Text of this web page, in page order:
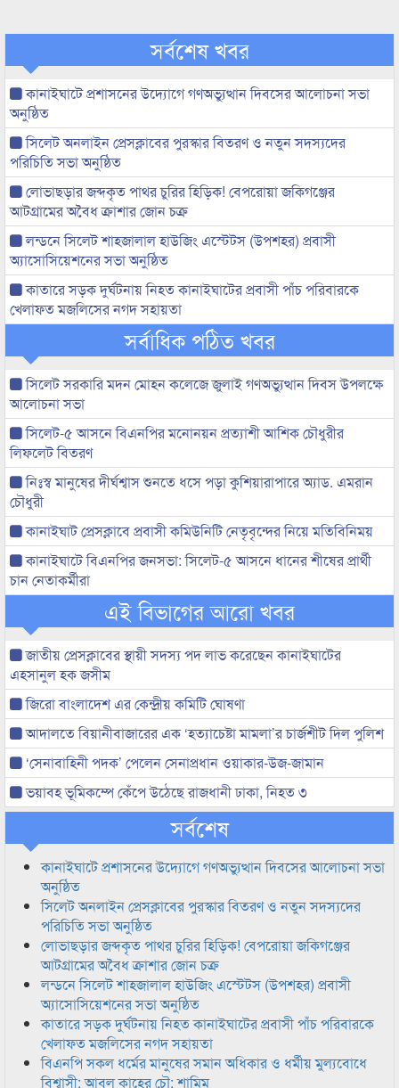
সর্বশেষ খবর
কানাইঘাটে প্রশাসনের উদ্যোগে গণঅভ্যুত্থান দিবসের আলোচনা সভা
অনুষ্ঠিত
সিলেট অনলাইন প্রেসক্লাবের পুরস্কার বিতরণ ও নতুন সদস্যদের
পরিচিতি সভা অনুষ্ঠিত
লোভাছড়ার জব্দকৃত পাথর চুরির হিড়িক! বেপরোয়া জকিগঞ্জের
আটগ্রামের অবৈধ ক্রাশার জোন চক্র
লন্ডনে সিলেট শাহজালাল হাউজিং এস্টেটস (উপশহর) প্রবাসী
অ্যাসোসিয়েশনের সভা অনুষ্ঠিত
কাতারে সড়ক দুর্ঘটনায় নিহত কানাইঘাটের প্রবাসী পাঁচ পরিবারকে
খেলাফত মজলিসের নগদ সহায়তা
সর্বাধিক পঠিত খবর
সিলেট সরকারি মদন মোহন কলেজে জুলাই গণঅভ্যুত্থান দিবস উপলক্ষে
আলোচনা সভা
সিলেট-৫ আসনে বিএনপির মনোনয়ন প্রত্যাশী আশিক চৌধুরীর
লিফলেট বিতরণ
নিঃস্ব মানুষের দীর্ঘশ্বাস শুনতে ধসে পড়া কুশিয়ারাপারে অ্যাড. এমরান
চৌধুরী
কানাইঘাট প্রেসক্লাবে প্রবাসী কমিউনিটি নেতৃবৃন্দের নিয়ে মতিবিনিময়
কানাইঘাটে বিএনপির জনসভা: সিলেট-৫ আসনে ধানের শীষের প্রার্থী
চান নেতাকর্মীরা
এই বিভাগের আরো খবর
জাতীয় প্রেসক্লাবের স্থায়ী সদস্য পদ লাভ করেছেন কানাইঘাটের
এহসানুল হক জসীম
জিরো বাংলাদেশ এর কেন্দ্রীয় কমিটি ঘোষণা
আদালতে বিয়ানীবাজারের এক ‘হত্যাচেষ্টা মামলা’র চার্জশীট দিল পুলিশ
‘সেনাবাহিনী পদক’ পেলেন সেনাপ্রধান ওয়াকার-উজ-জামান
ভয়াবহ ভূমিকম্পে কেঁপে উঠেছে রাজধানী ঢাকা, নিহত ৩
সর্বশেষ
কানাইঘাটে প্রশাসনের উদ্যোগে গণঅভ্যুত্থান দিবসের আলোচনা সভা
অনুষ্ঠিত
সিলেট অনলাইন প্রেসক্লাবের পুরস্কার বিতরণ ও নতুন সদস্যদের
পরিচিতি সভা অনুষ্ঠিত
লোভাছড়ার জব্দকৃত পাথর চুরির হিড়িক! বেপরোয়া জকিগঞ্জের
আটগ্রামের অবৈধ ক্রাশার জোন চক্র
লন্ডনে সিলেট শাহজালাল হাউজিং এস্টেটস (উপশহর) প্রবাসী
অ্যাসোসিয়েশনের সভা অনুষ্ঠিত
কাতারে সড়ক দুর্ঘটনায় নিহত কানাইঘাটের প্রবাসী পাঁচ পরিবারকে
খেলাফত মজলিসের নগদ সহায়তা
বিএনপি সকল ধর্মের মানুষের সমান অধিকার ও ধর্মীয় মুল্যবোধে
বিশ্বাসী: আবুল কাহের চৌ: শামিম